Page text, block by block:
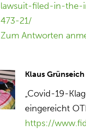
lawsuit-filed-in-
473-21/
Zum Antworten
Klaus Grünseich
„Covid-19-
eingereicht
https://